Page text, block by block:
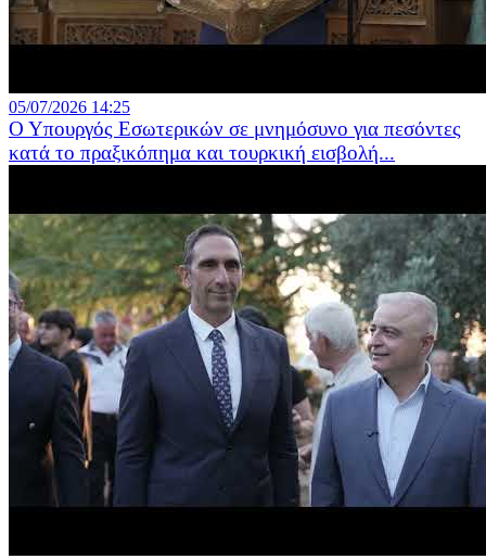
05/07/2026 14:25
Ο Υπουργός Εσωτερικών σε μνημόσυνο για πεσόντες
κατά το πραξικόπημα και τουρκική εισβολή...